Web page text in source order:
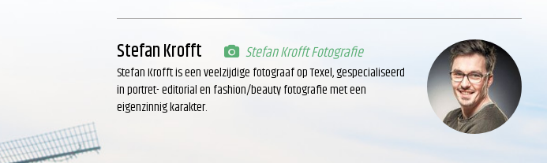
Stefan Krofft Stefan Krofft Fotografie
Stefan Krofft is een veelzijdige fotograaf op Texel, gespecialiseerd
in portret- editorial en fashion/beauty fotografie met een
eigenzinnig karakter.